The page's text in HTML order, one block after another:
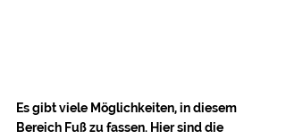
Es gibt viele Möglichkeiten, in diesem
Bereich Fuß zu fassen. Hier sind die